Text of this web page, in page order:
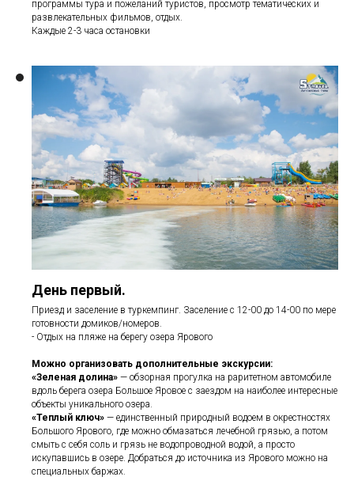
программы тура и пожеланий туристов, просмотр тематических и
развлекательных фильмов, отдых.
Каждые 2-3 часа остановки
День первый.
Приезд и заселение в туркемпинг. Заселение с 12-00 до 14-00 по мере
готовности домиков/номеров.
- Отдых на пляже на берегу озера Ярового
Можно организовать дополнительные экскурсии:
«Зеленая долина» — обзорная прогулка на раритетном автомобиле
вдоль берега озера Большое Яровое с заездом на наиболее интересные
объекты уникального озера.
«Теплый ключ» — единственный природный водоем в окрестностях
Большого Ярового, где можно обмазаться лечебной грязью, а потом
смыть с себя соль и грязь не водопроводной водой, а просто
искупавшись в озере. Добраться до источника из Ярового можно на
специальных баржах.